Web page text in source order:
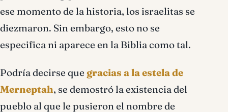
ese momento de la historia, los israelitas se
diezmaron. Sin embargo, esto no se
especifica ni aparece en la Biblia como tal.
Podría decirse que gracias a la estela de
Merneptah, se demostró la existencia del
pueblo al que le pusieron el nombre de